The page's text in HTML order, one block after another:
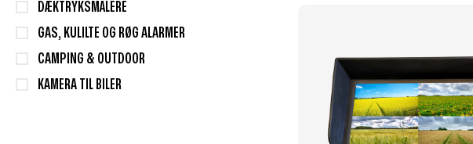
DÆKTRYKSMÅLERE
GAS, KULILTE OG RØG ALARMER
CAMPING & OUTDOOR
KAMERA TIL BILER